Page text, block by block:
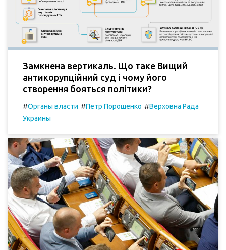
Замкнена вертикаль. Що таке Вищий
антикорупційний суд і чому його
створення бояться політики?
#Органы власти #Петр Порошенко #Верховна Рада
Украины